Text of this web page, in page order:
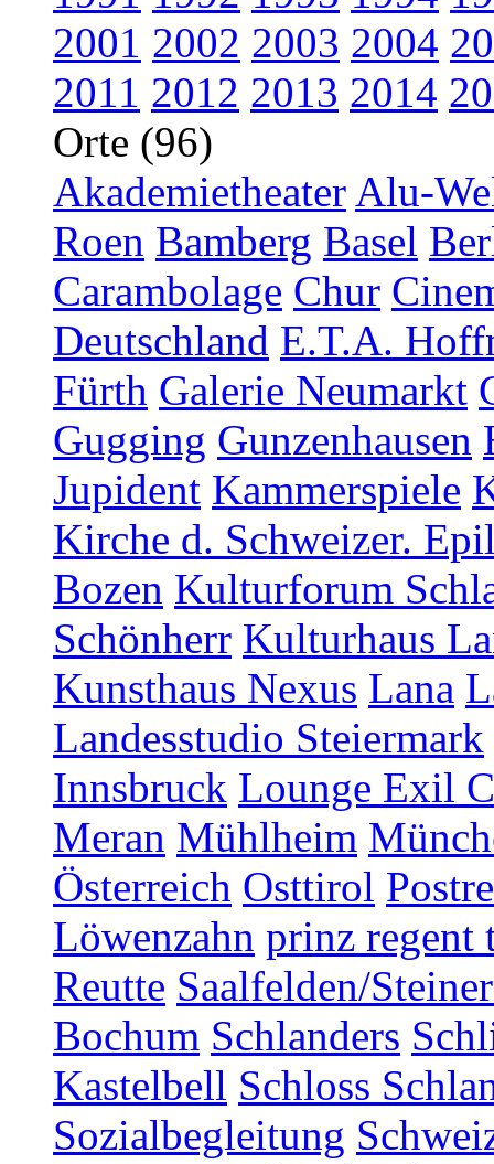
2001 2002 2003 2004
2011 2012 2013 2014
Orte (96)
Akademietheater Alu-
Roen Bamberg Basel
Carambolage Chur
Deutschland E.T.A.
Fürth Galerie Neumarkt
Gugging Gunzenhausen
Jupident Kammerspiele
Kirche d. Schweizer.
Bozen Kulturforum
Schönherr Kulturhaus
Kunsthaus Nexus Lana
Landesstudio Steiermark
Innsbruck Lounge Exil
Meran Mühlheim
Österreich Osttirol
Löwenzahn prinz regent
Reutte Saalfelden/
Bochum Schlanders
Kastelbell Schloss
Sozialbegleitung